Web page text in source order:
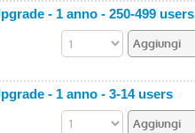
- 1 anno - 250-499 users
- 1 anno - 3-14 users